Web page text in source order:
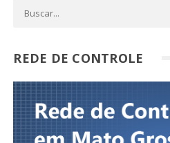
REDE DE CONTROLE